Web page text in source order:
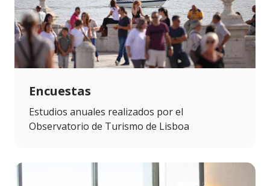
Encuestas
Estudios anuales realizados por el
Observatorio de Turismo de Lisboa